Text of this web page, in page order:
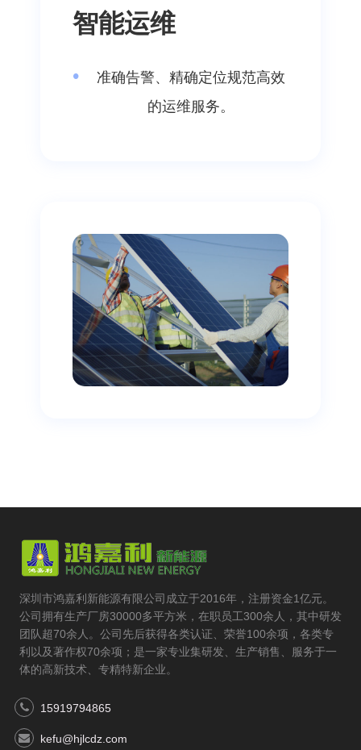
智能运维
准确告警、精确定位规范高效
的运维服务。
深圳市鸿嘉利新能源有限公司成立于2016年，注册资金1亿元。
公司拥有生产厂房30000多平方米，在职员工300余人，其中研发
团队超70余人。公司先后获得各类认证、荣誉100余项，各类专
利以及著作权70余项；是一家专业集研发、生产销售、服务于一
体的高新技术、专精特新企业。
15919794865
kefu@hjlcdz.com